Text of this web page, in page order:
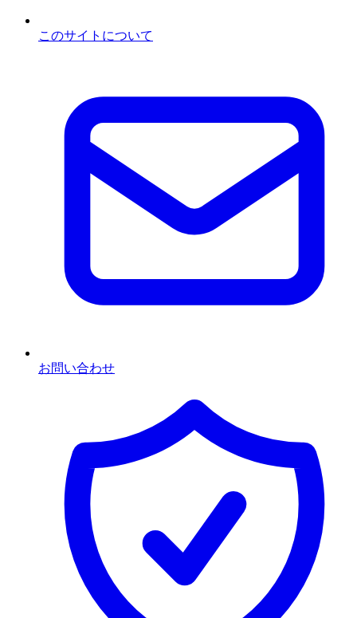
このサイトについて
お問い合わせ